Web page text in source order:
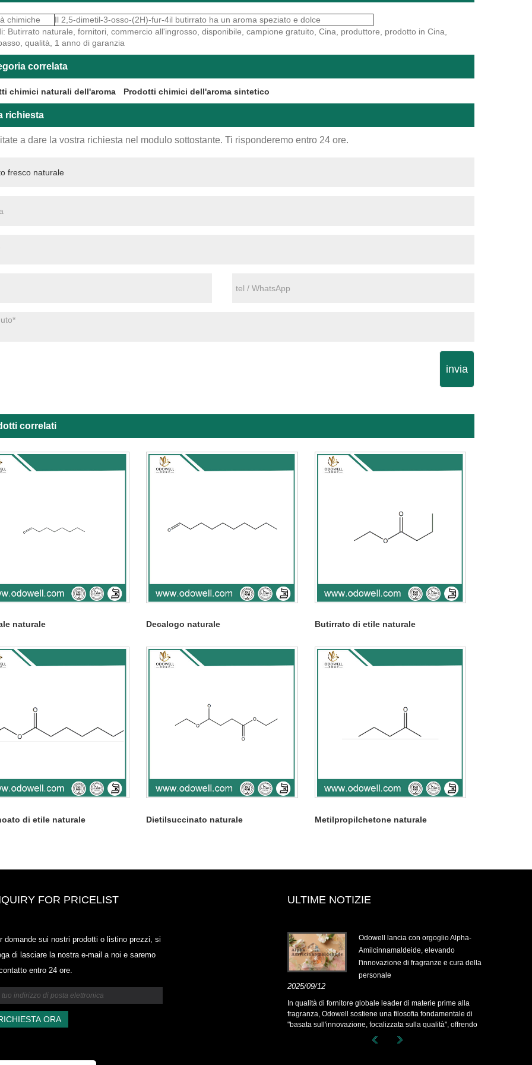
chimiche
Il 2,5-dimetil-3-osso-(2H)-fur-4il butirrato ha un aroma speziato e dolce
Butirrato naturale, fornitori, commercio all'ingrosso, disponibile, campione gratuito, Cina, produttore, prodotto in Cina,
qualità, 1 anno di garanzia
correlata
chimici naturali dell'aroma Prodotti chimici dell'aroma sintetico
richiesta
a dare la vostra richiesta nel modulo sottostante. Ti risponderemo entro 24 ore.
invia
correlati
naturale Decalogo naturale Butirrato di etile naturale
di etile naturale Dietilsuccinato naturale Metilpropilchetone naturale
FOR PRICELIST
domande sui nostri prodotti o listino prezzi, si
di lasciare la nostra e-mail a noi e saremo
entro 24 ore.
ULTIME NOTIZIE
Odowell-Market Price List-2025.6.14-
2025.07.25
Odowell lancia con orgoglio Alpha-
Amilcinnamaldeide, elevando
l'innovazione di fragranze e cura della
personale
2025/09/12
In qualità di fornitore globale leader di materie prime alla
fragranza, Odowell sostiene una filosofia fondamentale di
"basata sull'innovazione, focalizzata sulla qualità", offrendo
costantemente soluzioni di fragranze superiori ai clienti in tutto